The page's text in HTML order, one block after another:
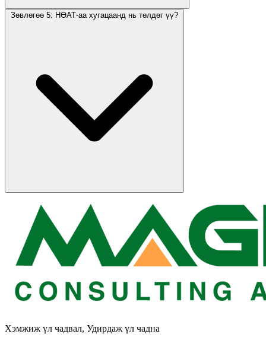
Зөвлөгөө 5: НӨАТ-аа хугацаанд нь төлдөг үү?
Хэмжиж үл чадвал, Удирдаж үл чадна